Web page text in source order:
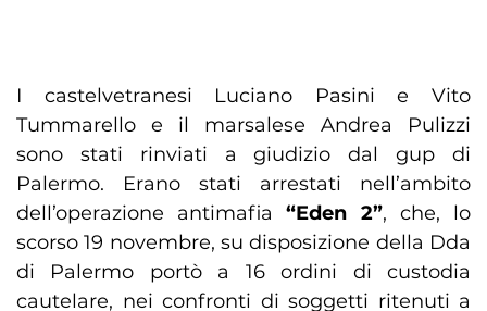
I castelvetranesi Luciano Pasini e Vito
Tummarello e il marsalese Andrea Pulizzi
sono stati rinviati a giudizio dal gup di
Palermo. Erano stati arrestati nell’ambito
dell’operazione antimafia
“Eden 2”, che, lo
scorso 19 novembre, su disposizione della Dda
di Palermo portò a 16 ordini di custodia
cautelare, nei confronti di soggetti ritenuti a